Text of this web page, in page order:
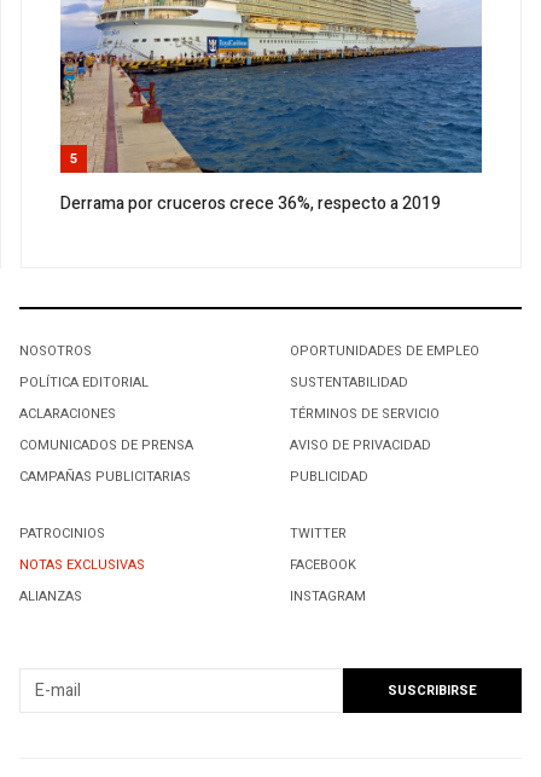
5
Derrama por cruceros crece 36%, respecto a 2019
NOSOTROS
POLÍTICA EDITORIAL
ACLARACIONES
COMUNICADOS DE PRENSA
CAMPAÑAS PUBLICITARIAS
OPORTUNIDADES DE EMPLEO
SUSTENTABILIDAD
TÉRMINOS DE SERVICIO
AVISO DE PRIVACIDAD
PUBLICIDAD
PATROCINIOS
NOTAS EXCLUSIVAS
ALIANZAS
TWITTER
FACEBOOK
INSTAGRAM